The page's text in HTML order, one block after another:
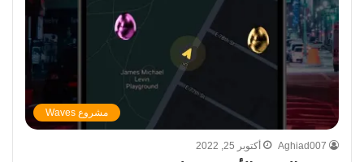
مشروع Waves
Aghiad007 أكتوبر 25, 2022